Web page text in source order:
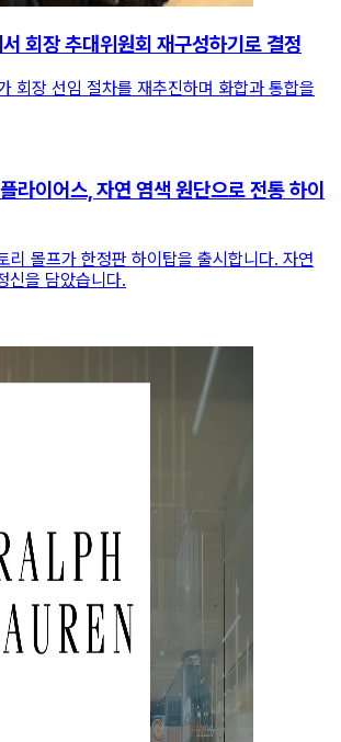
회장 추대위원회 재구성하기로 결정
회장 선임 절차를 재추진하며 화합과 통합을
라이어스, 자연 염색 원단으로 전통 하이
리 몰프가 한정판 하이탑을 출시합니다. 자연
신을 담았습니다.